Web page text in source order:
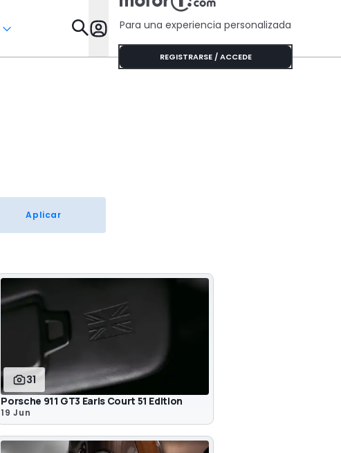
Para una experiencia personalizada
REGISTRARSE / ACCEDE
31
Porsche 911 GT3 Earls Court 51 Edition
19 Jun